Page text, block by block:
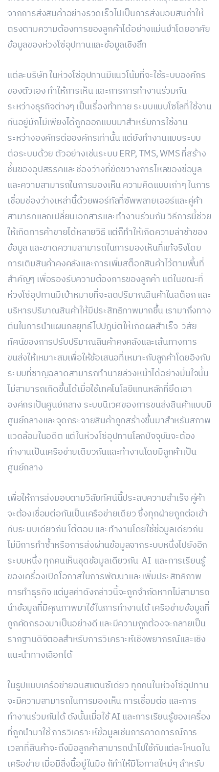
จากการส่งสินค้าอย่างรวดเร็วไปเป็นการส่งมอบสินค้าให้
ตรงตามความต้องการของลูกค้าได้อย่างแม่นยำโดยอาศัย
ข้อมูลของห่วงโซ่อุปทานและข้อมูลเชิงลึก
แต่ละบริษัท ในห่วงโซ่อุปทานมีแนวโน้มที่จะใช้ระบบองค์กร
ของตัวเอง ทำให้การเห็น และการการทำงานร่วมกัน
ระหว่างธุรกิจต่างๆ เป็นเรื่องท้าทาย ระบบแบบโซโลที่ใช้งาน
กันอยู่มักไม่เพียงได้ถูกออกแบบมาสำหรับการใช้งาน
ระหว่างองค์กรต่อองค์กรเท่านั้น แต่ยังทำงานแบบระบบ
ต่อระบบด้วย ตัวอย่างเช่นระบบ ERP, TMS, WMS ที่สร้าง
ชั้นของอุปสรรคและช่องว่างที่ขัดขวางการไหลของข้อมูล
และความสามารถในการมองเห็น ความคิดแบบเก่าๆ ในการ
เชื่อมช่องว่างเหล่านี้ด้วยพอร์ทัลที่ซัพพลายเออร์และคู่ค้า
สามารถแลกเปลี่ยนเอกสารและทำงานร่วมกัน วิธีการนี้ช่วย
ให้เกิดการค้าขายได้หลายวิธี แต่ก็ทำให้เกิดความล่าช้าของ
ข้อมูล และขาดความสามารถในการมองเห็นที่แท้จริงโดย
การเติมสินค้าคงคลังและการเพิ่มสต็อกสินค้าไว้ตามพื้นที่
สำคัญๆ เพื่อรองรับความต้องการของลูกค้า แต่ในขณะที่
ห่วงโซ่อุปทานมีเป้าหมายที่จะลดปริมาณสินค้าในสต็อก และ
บริหารปริมาณสินค้าให้มีประสิทธิภาพมากขึ้น เรามาถึงทาง
ตันในการนำแผนกลยุทธ์ไปปฏิบัติให้เกิดผลสำเร็จ วิสัย
ทัศน์ของการปรับปริมาณสินค้าคงคลังและเส้นทางการ
ขนส่งให้เหมาะสมเพื่อให้ข้อเสนอที่เหมาะกับลูกค้าโดยอิงกับ
ระบบที่ชาญฉลาดสามารถทำนายล่วงหน้าได้อย่างมั่นใจนั้น
ไม่สามารถเกิดขึ้นได้เมื่อใช้เทคโนโลยีแกนหลักที่ยึดเอา
องค์กรเป็นศูนย์กลาง ระบบนิเวศของการขนส่งสินค้าแบบมี
ศูนย์กลางและจุดกระจายสินค้าถูกสร้างขึ้นมาสำหรับสภาพ
แวดล้อมในอดีต แต่ในห่วงโซ่อุปทานโลกปัจจุบันจะต้อง
ทำงานเป็นเครือข่ายเดียวกันและทำงานโดยมีลูกค้าเป็น
ศูนย์กลาง
เพื่อให้การส่งมอบตามวิสัยทัศน์นี้ประสบความสำเร็จ คู่ค้า
จะต้องเชื่อมต่อกันเป็นเครือข่ายเดียว ซึ่งทุกฝ่ายถูกต่อเข้า
กับระบบเดียวกัน โต้ตอบ และทำงานโดยใช้ข้อมูลเดียวกัน
ไม่มีการทำซ้ำหรือการส่งผ่านข้อมูลจากระบบหนึ่งไปยังอีก
ระบบหนึ่ง ทุกคนเห็นชุดข้อมูลเดียวกัน AI และการเรียนรู้
ของเครื่องเปิดโอกาสในการพัฒนาและเพิ่มประสิทธิภาพ
การทำธุรกิจ แต่มูลค่าดังกล่าวนี้จะถูกจำกัดหากไม่สามารถ
นำข้อมูลที่มีคุณภาพมาใช้ในการทำงานได้ เครือข่ายข้อมูลที่
ถูกคัดกรองมาเป็นอย่างดี และมีความถูกต้องจะกลายเป็น
รากฐานดิจิตอลสำหรับการวิเคราะห์เชิงพยากรณ์และเชิง
แนะนำทางเลือกได้
ในรูปแบบเครือข่ายอินสแตนซ์เดียว ทุกคนในห่วงโซ่อุปทาน
จะมีความสามารถในการมองเห็น การเชื่อมต่อ และการ
ทำงานร่วมกันได้ ดังนั้นเมื่อใช้ AI และการเรียนรู้ของเครื่อง
ที่ถูกนำมาใช้ การวิเคราะห์ข้อมูลเช่นการคาดการณ์การ
เวลาที่สินค้าจะถึงมือลูกค้าสามารถนำไปใช้กับแต่ละโหนดใน
เครือข่าย เมื่อมีสิ่งนี้อยู่ในมือ ก็ทำให้มีโอกาสใหม่ๆ สำหรับ